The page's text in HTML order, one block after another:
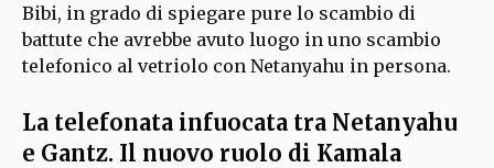
Bibi, in grado di spiegare pure lo scambio di
battute che avrebbe avuto luogo in uno scambio
telefonico al vetriolo con Netanyahu in persona.
La telefonata infuocata tra Netanyahu
e Gantz. Il nuovo ruolo di Kamala